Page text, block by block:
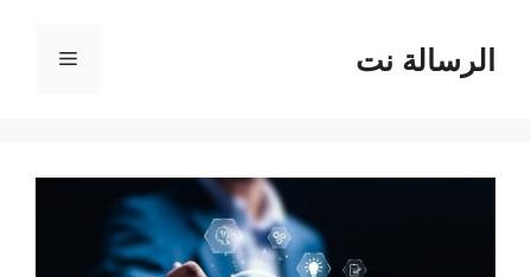
المحتوىالرسالة نت القائمة